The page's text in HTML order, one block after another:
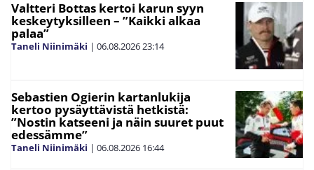
Valtteri Bottas kertoi karun syyn
keskeytyksilleen – ”Kaikki alkaa
palaa”
Taneli Niinimäki | 06.08.202623:14
Sebastien Ogierin kartanlukija
kertoo pysäyttävistä hetkistä:
”Nostin katseeni ja näin suuret puut
edessämme”
Taneli Niinimäki | 06.08.2026 16:44